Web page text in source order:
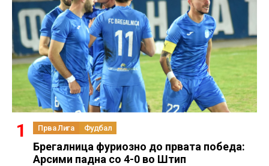
Прва Лига Фудбал
Брегалница фуриозно до првата победа:
Арсими падна со 4-0 во Штип